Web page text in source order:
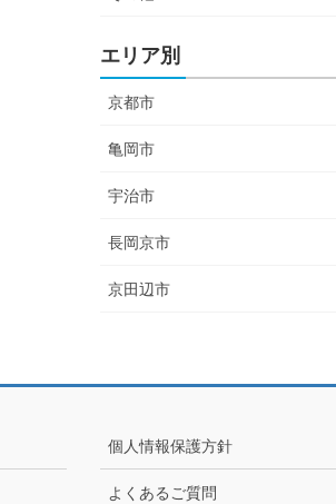
エリア別
京都市
亀岡市
宇治市
長岡京市
京田辺市
個人情報保護方針
よくあるご質問